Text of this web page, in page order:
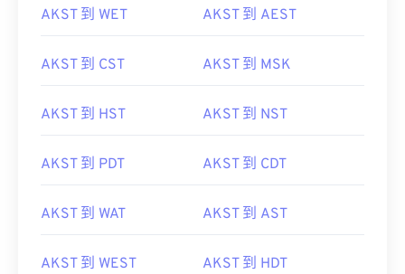
AKST 到 WET AKST 到 AEST
AKST 到 CST AKST 到 MSK
AKST 到 HST AKST 到 NST
AKST 到 PDT AKST 到 CDT
AKST 到 WAT AKST 到 AST
AKST 到 WEST AKST 到 HDT